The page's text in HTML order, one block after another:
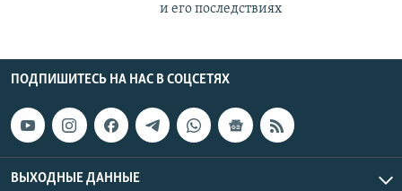
и его последствиях
ПОДПИШИТЕСЬ НА НАС В СОЦСЕТЯХ
ВЫХОДНЫЕ ДАННЫЕ